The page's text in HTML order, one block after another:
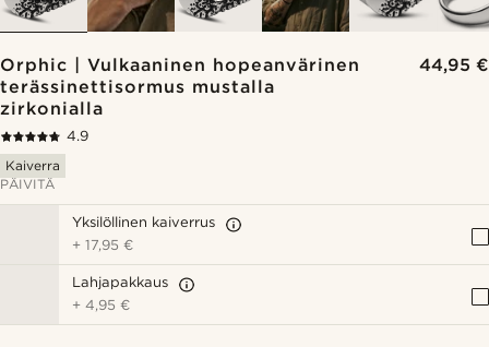
Orphic | Vulkaaninen hopeanvärinen
terässinettisormus mustalla
zirkonialla
44,95 €
4.9
Kaiverra
PÄIVITÄ
Yksilöllinen kaiverrus
+17,95 €
Lahjapakkaus
+4,95 €